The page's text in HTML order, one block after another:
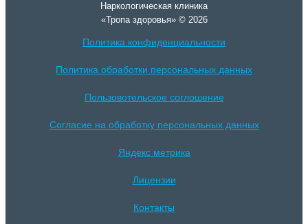
Наркологическая клиника
«Тропа здоровья» © 2026
Политика конфиденциальности
Политика обработки персональных данных
Пользовотельское соглошение
Согласие на обработку персональных данных
Яндекс метрика
Лицензии
Контакты